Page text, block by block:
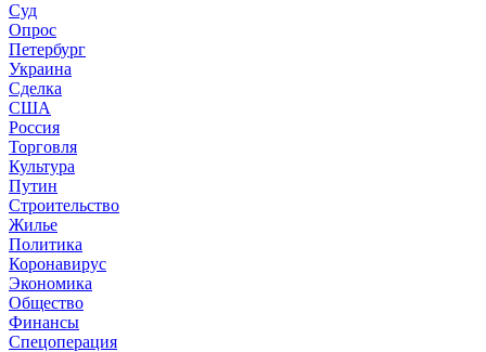
Суд
Опрос
Петербург
Украина
Сделка
США
Россия
Торговля
Культура
Путин
Строительство
Жилье
Политика
Коронавирус
Экономика
Общество
Финансы
Спецоперация